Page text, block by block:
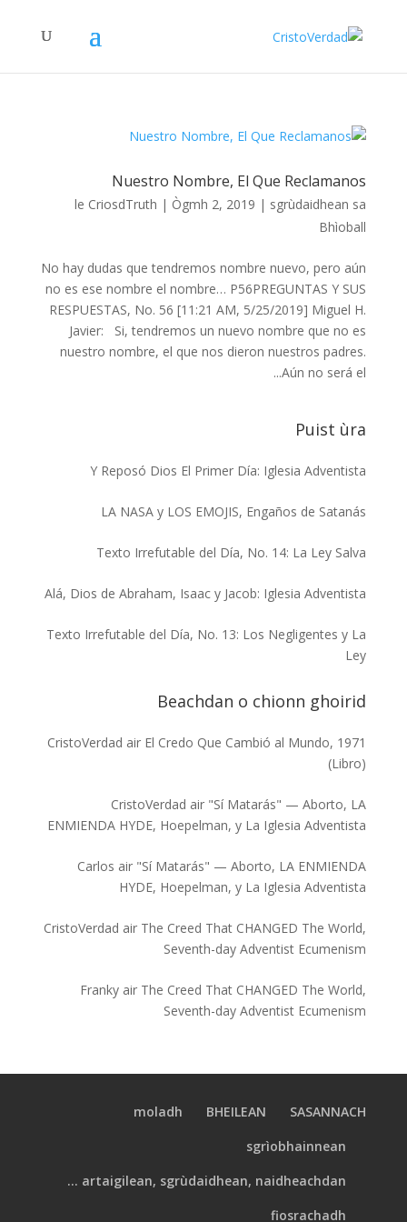
Nuestro Nombre, El Que Reclamanos
le CriosdTruth | Ògmh 2, 2019 | sgrùdaidhean sa
Bhìoball
No hay dudas que tendremos nombre nuevo, pero aún
no es ese nombre el nombre… P56PREGUNTAS Y SUS
RESPUESTAS, No. 56 [11:21 AM, 5/25/2019] Miguel H.
Javier: Si, tendremos un nuevo nombre que no es
nuestro nombre, el que nos dieron nuestros padres.
Aún no será el...
Puist ùra
Y Reposó Dios El Primer Día: Iglesia Adventista
LA NASA y LOS EMOJIS, Engaños de Satanás
Texto Irrefutable del Día, No. 14: La Ley Salva
Alá, Dios de Abraham, Isaac y Jacob: Iglesia Adventista
Texto Irrefutable del Día, No. 13: Los Negligentes y La
Ley
Beachdan o chionn ghoirid
CristoVerdad air El Credo Que Cambió al Mundo, 1971
(Libro)
CristoVerdad air "Sí Matarás" — Aborto, LA
ENMIENDA HYDE, Hoepelman, y La Iglesia Adventista
Carlos air "Sí Matarás" — Aborto, LA ENMIENDA
HYDE, Hoepelman, y La Iglesia Adventista
CristoVerdad air The Creed That CHANGED The World,
Seventh-day Adventist Ecumenism
Franky air The Creed That CHANGED The World,
Seventh-day Adventist Ecumenism
SASANNACH
BHEILEAN
moladh
sgrìobhainnean
artaigilean, sgrùdaidhean, naidheachdan ...
fiosrachadh